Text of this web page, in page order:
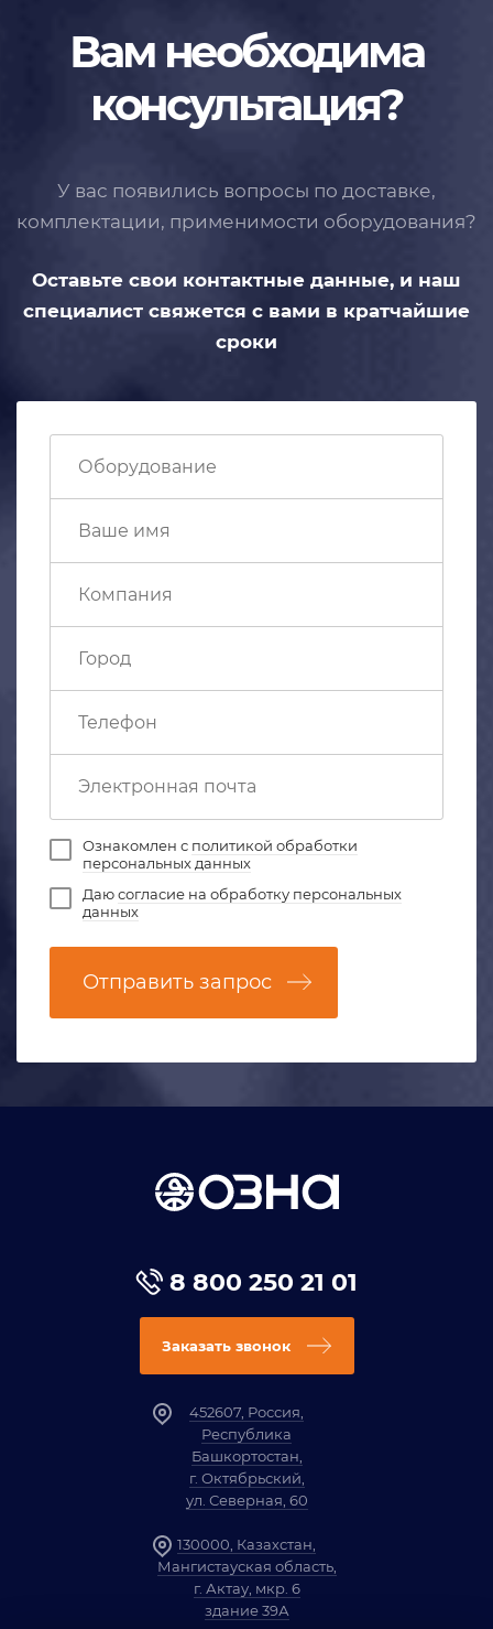
Вам необходима
консультация?
У вас появились вопросы по доставке,
комплектации, применимости оборудования?
Оставьте свои контактные данные, и наш
специалист свяжется с вами в кратчайшие
сроки
Ознакомлен с политикой обработки
персональных данных
Даюсогласие на обработку персональных
данных
Отправить запрос
8 800 250 21 01
Заказать звонок
452607, Россия,
Республика
Башкортостан,
г. Октябрьский,
ул. Северная, 60
130000, Казахстан,
Мангистауская область,
г. Актау, мкр. 6
здание 39А